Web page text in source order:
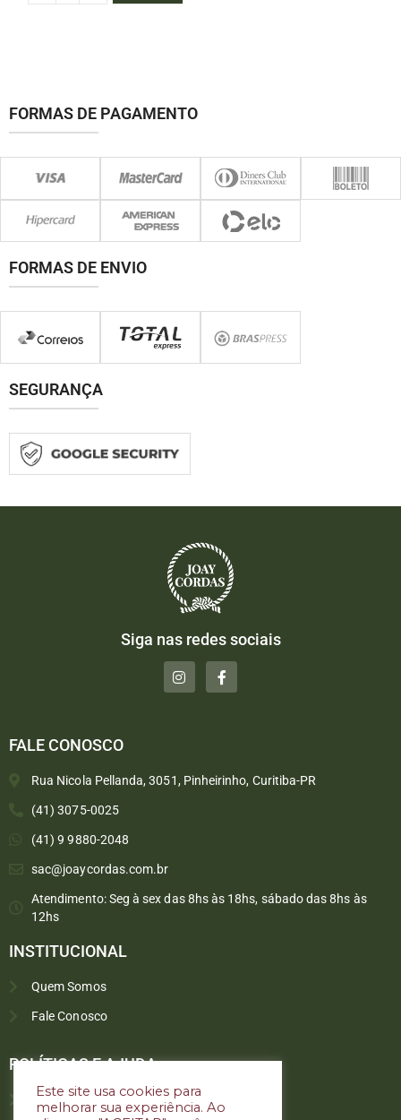
FORMAS DE PAGAMENTO
FORMAS DE ENVIO
SEGURANÇA
Siga nas redes sociais
FALE CONOSCO
Rua Nicola Pellanda, 3051, Pinheirinho, Curitiba-PR
(41) 3075-0025
(41) 9 9880-2048
sac@joaycordas.com.br
Atendimento: Seg à sex das 8hs às 18hs, sábado das 8hs às
12hs
INSTITUCIONAL
Quem Somos
Fale Conosco
POLÍTICAS E AJUDA
Política de troca e devoluções
Este site usa cookies para
melhorar sua experiência. Ao